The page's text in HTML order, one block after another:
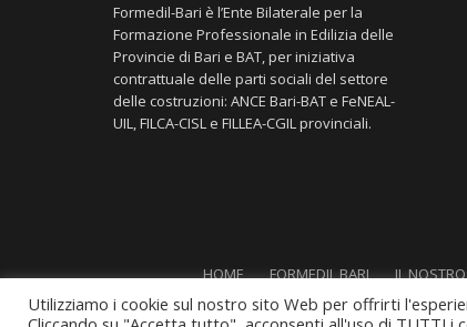
Formedil-Bari è l’Ente Bilaterale per la
Formazione Professionale in Edilizia delle
Provincie di Bari e BAT, per iniziativa
contrattuale delle parti sociali del settore
delle costruzioni: ANCE Bari-BAT e FeNEAL-
UIL, FILCA-CISL e FILLEA-CGIL provinciali.
HOME FORMEDIL BARI IL
Utilizziamo i cookie sul nostro sito Web per offrirti